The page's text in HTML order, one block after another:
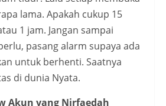
lama. Apakah cukup 15
1 jam. Jangan sampai
pasang alarm supaya ada
untuk berhenti. Saatnya
di dunia Nyata.
Akun yang Nirfaedah